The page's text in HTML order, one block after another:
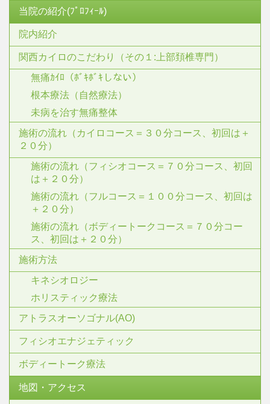
当院の紹介(ﾌﾟﾛﾌｨｰﾙ)
院内紹介
関西カイロのこだわり（その１:上部頚椎専門）
無痛ｶｲﾛ（ﾎﾞｷﾎﾞｷしない）
根本療法（自然療法）
未病を治す無痛整体
施術の流れ（カイロコース＝３０分コース、初回は＋
２０分）
施術の流れ（フィシオコース＝７０分コース、初回
は＋２０分）
施術の流れ（フルコース＝１００分コース、初回は
＋２０分）
施術の流れ（ボディートークコース＝７０分コー
ス、初回は＋２０分）
施術方法
キネシオロジー
ホリスティック療法
アトラスオーソゴナル(AO)
フィシオエナジェティック
ボディートーク療法
地図・アクセス